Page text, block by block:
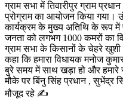
ग्राम सभा में तिवारीपुर ग्राम
प्रोग्राम का आयोजन किया गया।
कार्यक्रम के मुख्य अतिथि के रूप में
जनता को लगभग 1000 कमरों का
ग्राम सभा के किसानों के चेहरे
कहा कि हमारा विधायक मनोज
बुरे समय में साथ खड़ा हो और
मौके पर बिंनु सिंह प्रधान , सुभेंद्र
मौजूद रहे ✍️